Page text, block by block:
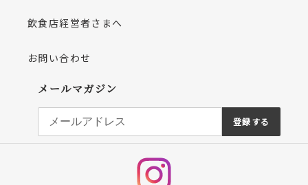
飲食店経営者さまへ
お問い合わせ
メールマガジン
登録する
Instagram